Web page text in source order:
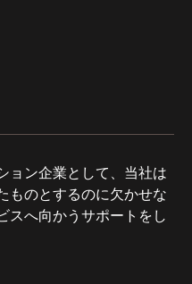
ョン企業として、当社は
ものとするのに欠かせな
スへ向かうサポートをし